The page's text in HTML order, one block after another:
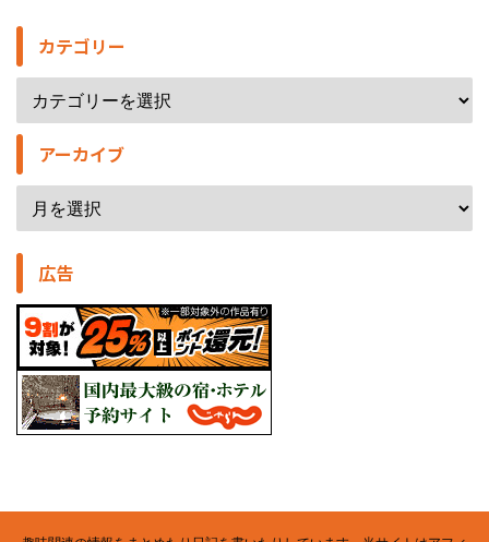
カテゴリー
アーカイブ
広告